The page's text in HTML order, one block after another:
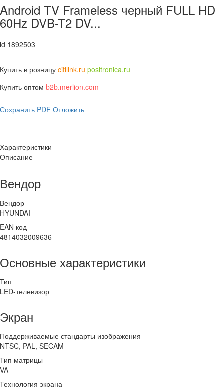
Android TV Frameless черный FULL HD
60Hz DVB-T2 DV...
id 1892503
Купить в розницу citilink.ru positronica.ru
Купить оптом b2b.merlion.com
Сохранить PDF Отложить
Характеристики
Описание
Вендор
Вендор
HYUNDAI
EAN код
4814032009636
Основные характеристики
Тип
LED-телевизор
Экран
Поддерживаемые стандарты изображения
NTSC, PAL, SECAM
Тип матрицы
VA
Технология экрана